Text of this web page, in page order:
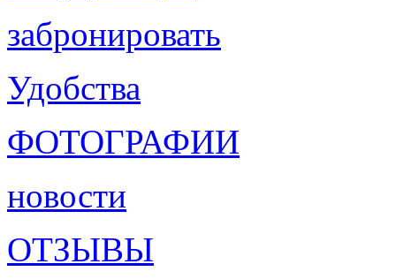
забронировать
Удобства
ФОТОГРАФИИ
новости
ОТЗЫВЫ